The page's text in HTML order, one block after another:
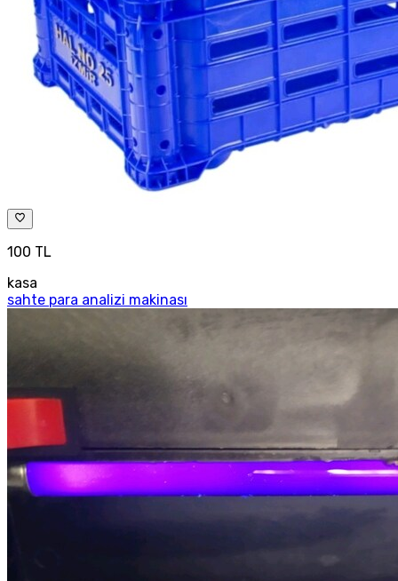
100 TL
kasa
sahte para analizi makinası